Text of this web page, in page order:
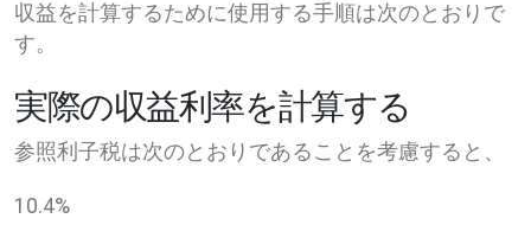
収益を計算するために使用する手順は次のとおりで
す。
実際の収益利率を計算する
参照利子税は次のとおりであることを考慮すると、
10.4%